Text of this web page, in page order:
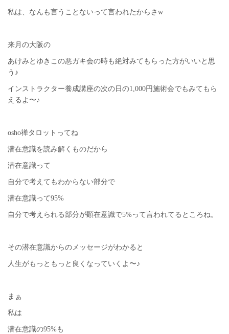
私は、なんも言うことないって言われたからさw
来月の大阪の
あけみとゆきこの悪ガキ会の時も絶対みてもらった方がいいと思
う♪
インストラクター養成講座の次の日の1,000円施術会でもみてもら
えるよ〜♪
osho禅タロットってね
潜在意識を読み解くものだから
潜在意識って
自分で考えてもわからない部分で
潜在意識って95%
自分で考えられる部分が顕在意識で5%って言われてるところね。
その潜在意識からのメッセージがわかると
人生がもっともっと良くなっていくよ〜♪
まぁ
私は
潜在意識の95%も